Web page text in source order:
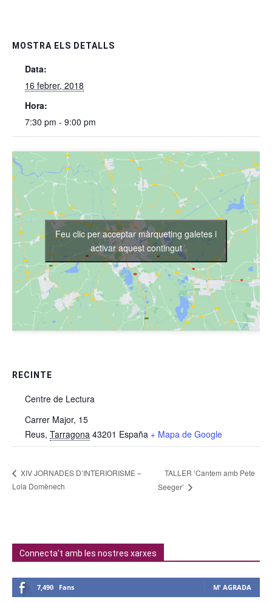
MOSTRA ELS DETALLS
Data:
16 febrer, 2018
Hora:
7:30 pm - 9:00 pm
RECINTE
Centre de Lectura
Carrer Major, 15
Reus, Tarragona 43201 España + Mapa de Google
Feu clic per acceptar màrqueting galetes i
activar aquest contingut
XIV JORNADES D’INTERIORISME –
Lola Domènech
TALLER ‘Cantem amb Pete
Seeger’
Connecta't amb les nostres xarxes
7,490 Fans M' AGRADA